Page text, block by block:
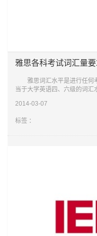
雅思各科考试词汇量
雅思词汇水平是进行任何
当于大学英语四、六级的词汇
中的一些
2014-03-07
标签 ：